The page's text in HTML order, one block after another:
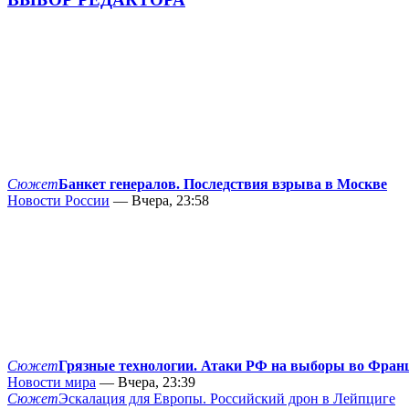
СюжетБанкет генералов. Последствия взрыва в Москве
Новости России — Вчера, 23:58
СюжетГрязные технологии. Атаки РФ на выборы во
Новости мира — Вчера, 23:39
СюжетЭскалация для Европы. Российский дрон в Лейпциге